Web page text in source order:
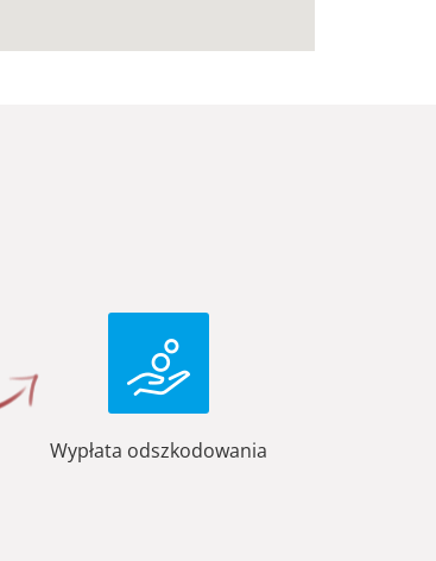
Wypłata odszkodowania